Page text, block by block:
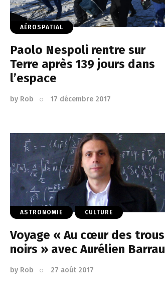
AÉROSPATIAL
Paolo Nespoli rentre sur
Terre après 139 jours dans
l’espace
by Rob 17 décembre 2017
ASTRONOMIE CULTURE
Voyage « Au cœur des trous
noirs » avec Aurélien Barrau
by Rob 27 août 2017